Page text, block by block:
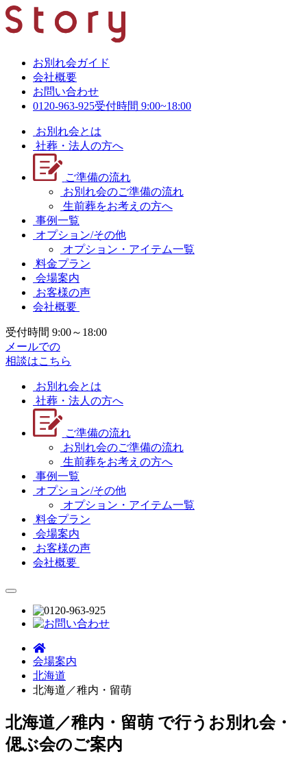
お別れ会ガイド
会社概要
お問い合わせ
0120-963-925受付時間 9:00~18:00
お別れ会とは
社葬・法人の方へ
ご準備の流れ
お別れ会のご準備の流れ
生前葬をお考えの方へ
事例一覧
オプション/その他
オプション・アイテム一覧
料金プラン
会場案内
お客様の声
会社概要
受付時間 9:00～18:00
メールでの
相談はこちら
お別れ会とは
社葬・法人の方へ
ご準備の流れ
お別れ会のご準備の流れ
生前葬をお考えの方へ
事例一覧
オプション/その他
オプション・アイテム一覧
料金プラン
会場案内
お客様の声
会社概要
会場案内
北海道
北海道／稚内・留萌
北海道／稚内・留萌 で行う お別れ会・
偲ぶ会のご案内